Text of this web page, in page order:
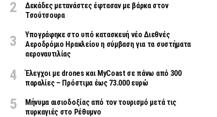
Δεκάδες μετανάστες έφτασαν με βάρκα στον
Τσούτσουρα
Υπογράφηκε στο υπό κατασκευή νέο Διεθνές
Αεροδρόμιο Ηρακλείου η σύμβαση για τα συστήματα
αεροναυτιλίας
Έλεγχοι με drones και MyCoast σε πάνω από 300
παραλίες – Πρόστιμα έως 73.000 ευρώ
Μήνυμα αισιοδοξίας από τον τουρισμό μετά τις
πυρκαγιές στο Ρέθυμνο